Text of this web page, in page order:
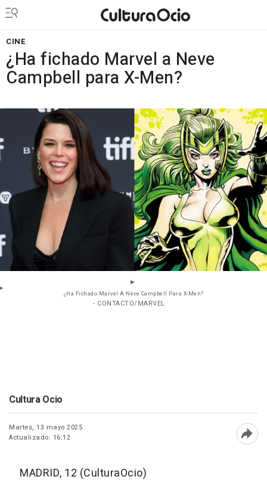
CINE
¿Ha fichado Marvel a Neve
Campbell para X-Men?
¿Ha Fichado Marvel A Neve Campbell Para X-Men?
- CONTACTO/MARVEL
Cultura Ocio
Martes, 13 mayo 2025
Actualizado: 16:12
MADRID, 12 (CulturaOcio)